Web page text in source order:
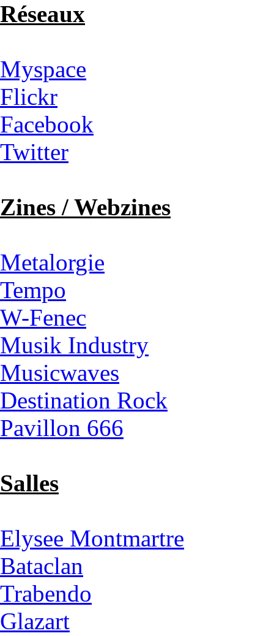
Réseaux
Myspace
Flickr
Facebook
Twitter
Zines / Webzines
Metalorgie
Tempo
W-Fenec
Musik Industry
Musicwaves
Destination Rock
Pavillon 666
Salles
Elysee Montmartre
Bataclan
Trabendo
Glazart